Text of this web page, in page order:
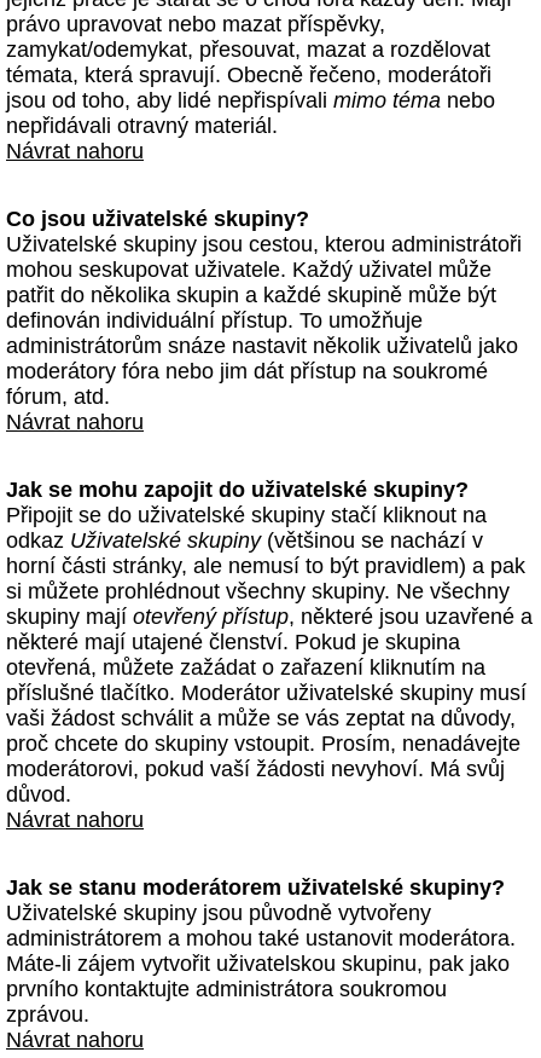
právo upravovat nebo mazat příspěvky,
zamykat/odemykat, přesouvat, mazat a rozdělovat
témata, která spravují. Obecně řečeno, moderátoři
jsou od toho, aby lidé nepřispívali mimo téma nebo
nepřidávali otravný materiál.
Návrat nahoru
Co jsou uživatelské skupiny?
Uživatelské skupiny jsou cestou, kterou administrátoři
mohou seskupovat uživatele. Každý uživatel může
patřit do několika skupin a každé skupině může být
definován individuální přístup. To umožňuje
administrátorům snáze nastavit několik uživatelů jako
moderátory fóra nebo jim dát přístup na soukromé
fórum, atd.
Návrat nahoru
Jak se mohu zapojit do uživatelské skupiny?
Připojit se do uživatelské skupiny stačí kliknout na
odkaz Uživatelské skupiny(většinou se nachází v
horní části stránky, ale nemusí to být pravidlem) a pak
si můžete prohlédnout všechny skupiny. Ne všechny
skupiny mají otevřený přístup, některé jsou uzavřené a
některé mají utajené členství. Pokud je skupina
otevřená, můžete zažádat o zařazení kliknutím na
příslušné tlačítko. Moderátor uživatelské skupiny musí
vaši žádost schválit a může se vás zeptat na důvody,
proč chcete do skupiny vstoupit. Prosím, nenadávejte
moderátorovi, pokud vaší žádosti nevyhoví. Má svůj
důvod.
Návrat nahoru
Jak se stanu moderátorem uživatelské skupiny?
Uživatelské skupiny jsou původně vytvořeny
administrátorem a mohou také ustanovit moderátora.
Máte-li zájem vytvořit uživatelskou skupinu, pak jako
prvního kontaktujte administrátora soukromou
zprávou.
Návrat nahoru